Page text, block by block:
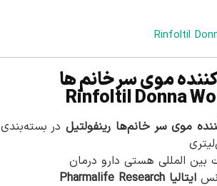
موی سر خانم ها
موی سر خانم‌ها رینفولتیلدر بسته‌بندی
بین المللی هستی دارو درمان
ایتالیا Pharmalife Research